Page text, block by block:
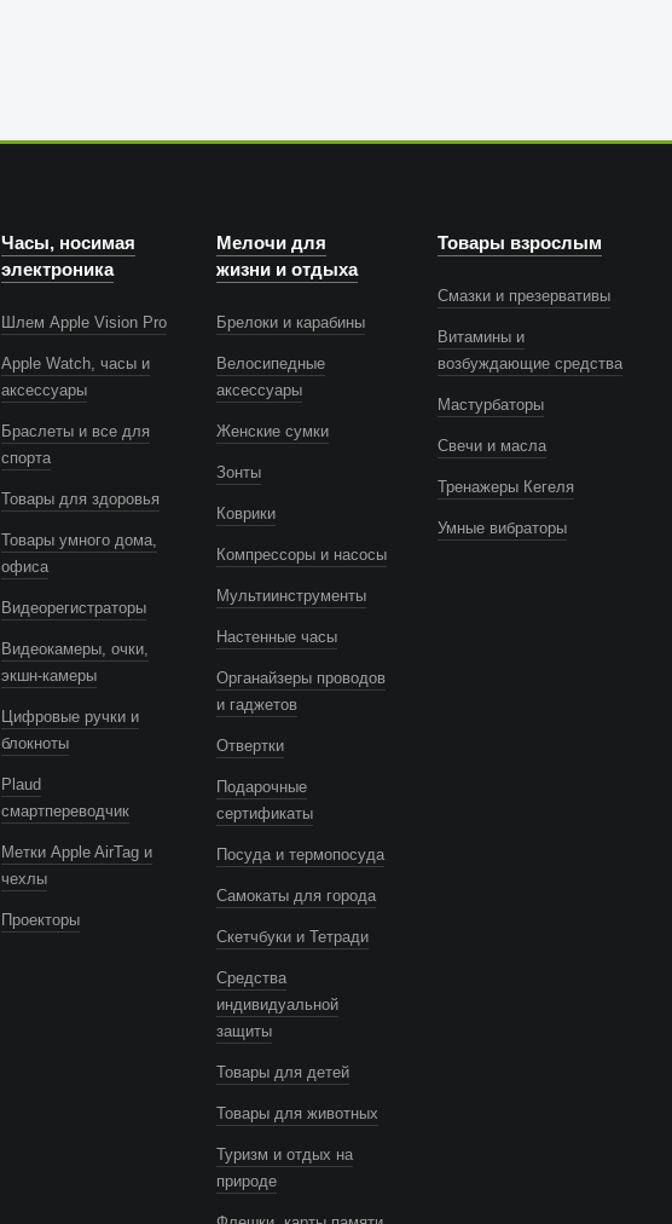
Часы, носимая
электроника
Шлем Apple Vision Pro
Apple Watch, часы и
аксессуары
Браслеты и все для
спорта
Товары для здоровья
Товары умного дома,
офиса
Видеорегистраторы
Видеокамеры, очки,
экшн-камеры
Цифровые ручки и
блокноты
Plaud
смартпереводчик
Метки Apple AirTag и
чехлы
Проекторы
Мелочи для
жизни и отдыха
Брелоки и карабины
Велосипедные
аксессуары
Женские сумки
Зонты
Коврики
Компрессоры и насосы
Мультиинструменты
Настенные часы
Органайзеры проводов
и гаджетов
Отвертки
Подарочные
сертификаты
Посуда и термопосуда
Самокаты для города
Скетчбуки и Тетради
Средства
индивидуальной
защиты
Товары для детей
Товары для животных
Туризм и отдых на
природе
Товары взрослым
Смазки и презервативы
Витамины и
возбуждающие средства
Мастурбаторы
Свечи и масла
Тренажеры Кегеля
Умные вибраторы